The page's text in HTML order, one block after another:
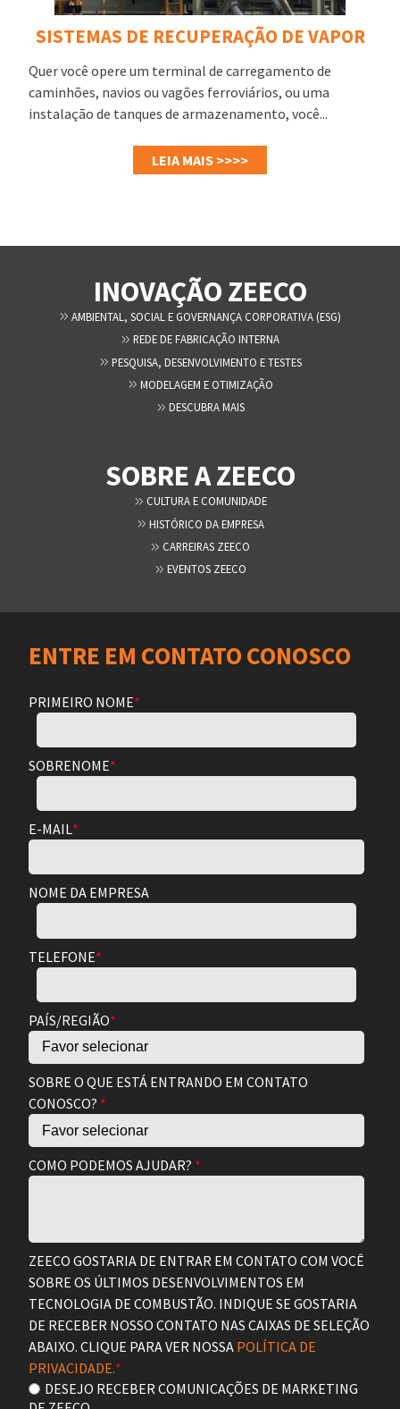
SISTEMAS DE RECUPERAÇÃO DE VAPOR
Quer você opere um terminal de carregamento de
caminhões, navios ou vagões ferroviários, ou uma
instalação de tanques de armazenamento, você...
LEIA MAIS >>>>
INOVAÇÃO ZEECO
AMBIENTAL, SOCIAL E GOVERNANÇA CORPORATIVA (ESG)
REDE DE FABRICAÇÃO INTERNA
PESQUISA, DESENVOLVIMENTO E TESTES
MODELAGEM E OTIMIZAÇÃO
DESCUBRA MAIS
SOBRE A ZEECO
CULTURA E COMUNIDADE
HISTÓRICO DA EMPRESA
CARREIRAS ZEECO
EVENTOS ZEECO
ENTRE EM CONTATO CONOSCO
PRIMEIRO NOME*
SOBRENOME*
E-MAIL*
NOME DA EMPRESA
TELEFONE*
PAÍS/REGIÃO*
SOBRE O QUE ESTÁ ENTRANDO EM CONTATO
CONOSCO? *
COMO PODEMOS AJUDAR? *
ZEECO GOSTARIA DE ENTRAR EM CONTATO COM VOCÊ
SOBRE OS ÚLTIMOS DESENVOLVIMENTOS EM
TECNOLOGIA DE COMBUSTÃO. INDIQUE SE GOSTARIA
DE RECEBER NOSSO CONTATO NAS CAIXAS DE SELEÇÃO
ABAIXO. CLIQUE PARA VER NOSSA POLÍTICA DE
PRIVACIDADE.*
DESEJO RECEBER COMUNICAÇÕES DE MARKETING